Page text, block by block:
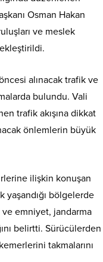
Osman Hakan
ve meslek
alınacak trafik ve
bulundu. Vali
trafik akışına dikkat
önlemlerin büyük
ilişkin konuşan
yaşandığı bölgelerde
ve emniyet, jandarma
belirtti. Sürücülerden
takmalarını